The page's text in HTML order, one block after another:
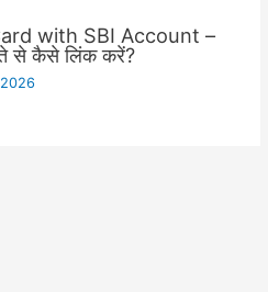
with SBI Account –
से कैसे लिंक करें?